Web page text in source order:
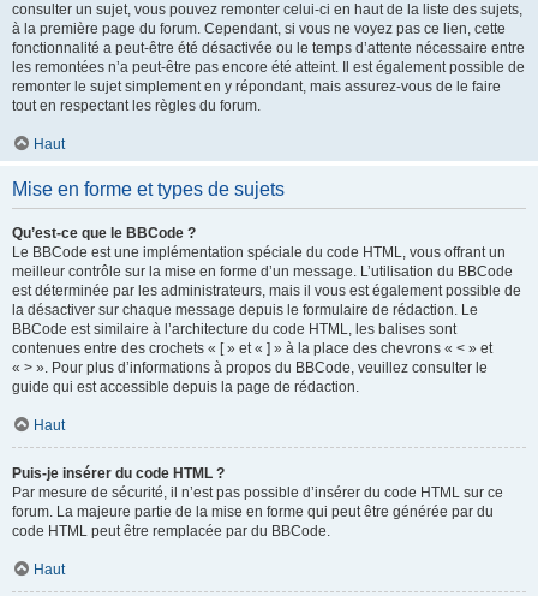
consulter un sujet, vous pouvez remonter celui-ci en haut de la liste des sujets,
à la première page du forum. Cependant, si vous ne voyez pas ce lien, cette
fonctionnalité a peut-être été désactivée ou le temps d’attente nécessaire entre
les remontées n’a peut-être pas encore été atteint. Il est également possible de
remonter le sujet simplement en y répondant, mais assurez-vous de le faire
tout en respectant les règles du forum.
Haut
Mise en forme et types de sujets
Qu’est-ce que le BBCode ?
Le BBCode est une implémentation spéciale du code HTML, vous offrant un
meilleur contrôle sur la mise en forme d’un message. L’utilisation du BBCode
est déterminée par les administrateurs, mais il vous est également possible de
la désactiver sur chaque message depuis le formulaire de rédaction. Le
BBCode est similaire à l’architecture du code HTML, les balises sont
contenues entre des crochets « [ » et « ] » à la place des chevrons « < » et
« > ». Pour plus d’informations à propos du BBCode, veuillez consulter le
guide qui est accessible depuis la page de rédaction.
Haut
Puis-je insérer du code HTML ?
Par mesure de sécurité, il n’est pas possible d’insérer du code HTML sur ce
forum. La majeure partie de la mise en forme qui peut être générée par du
code HTML peut être remplacée par du BBCode.
Haut